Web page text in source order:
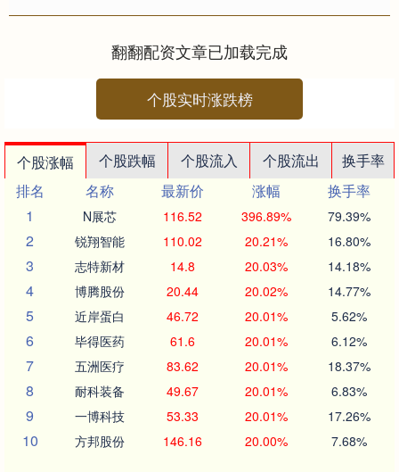
量资讯、精准解读，....
翻翻配资文章已加载完成
个股实时涨跌榜
个股涨幅 个股跌幅 个股流入 个股流出
换手率
排名
名称 最新价 涨幅
换手率
1
N展芯 116.52 396.89% 79.39%
2 锐翔智能 110.02 20.21% 16.80%
3 志特新材 14.8 20.03% 14.18%
4 博腾股份 20.44 20.02% 14.77%
5 近岸蛋白 46.72 20.01% 5.62%
6 毕得医药 61.6 20.01% 6.12%
7 五洲医疗 83.62 20.01% 18.37%
8 耐科装备 49.67 20.01% 6.83%
9 一博科技 53.33 20.01% 17.26%
10 方邦股份 146.16 20.00% 7.68%